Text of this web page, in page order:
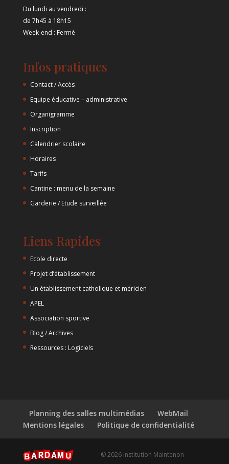
Du lundi au vendredi :
de 7h45 à 18h15
Week-end : Fermé
Infos pratiques
Contact / Accès
Equipe éducative – administrative
Organigramme
Inscription
Calendrier scolaire
Horaires
Tarifs
Cantine : menu de la semaine
Garderie / Etude surveillée
Liens Rapides
Ecole directe
Projet d’établissement
Un établissement catholique et méricien
APEL
Association sportive
Blog / Archives
Ressources : Logiciels
Planning des salles multimédias
WebMail
Mentions légales
Politique de confidentialité
© 2026 Institution Maintenon